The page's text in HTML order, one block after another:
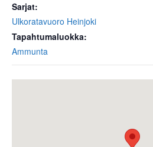
Sarjat:
Ulkoratavuoro Heinjoki
Tapahtumaluokka:
Ammunta